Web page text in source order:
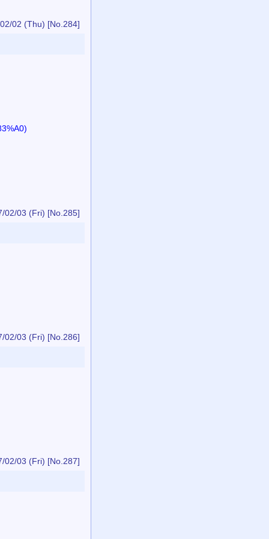
02 (Thu) [No.284]
02/03 (Fri) [No.285]
02/03 (Fri) [No.286]
02/03 (Fri) [No.287]